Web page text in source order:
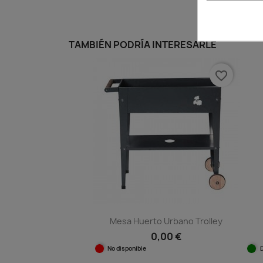
TAMBIÉN PODRÍA INTERESARLE
Mesa Huerto Urbano Trolley
0,00 €
No disponible
favorite_border